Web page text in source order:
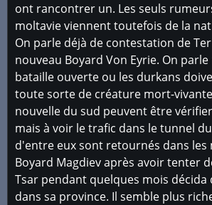
ont rancontrer un. Les seuls
moltavie viennent toutefois de la
On parle déjà de contestation de
nouveau Boyard Von Eyrie. On
bataille ouverte ou les durkans
toute sorte de créature mort-
nouvelle du sud peuvent être
mais à voir le trafic dans le tunnel
d'entre eux sont retournés dans les
Boyard Magdiev après avoir tenter
Tsar pendant quelques mois
dans sa province. Il semble plus